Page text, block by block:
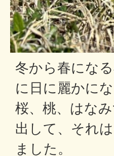
冬から春にな
に日に麗かに
桜、桃、はな
出して、それ
ました。